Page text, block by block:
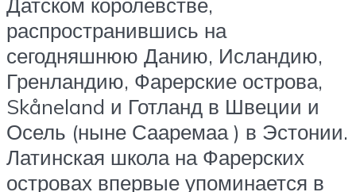
распространившись на
сегодняшнюю Данию, Исландию,
Гренландию, Фарерские острова,
Skåneland и Готланд в Швеции и
Осель (ныне Сааремаа ) в Эстонии.
Латинская школа на Фарерских
островах впервые упоминается в